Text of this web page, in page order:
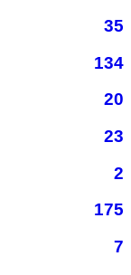
35
134
20
23
2
175
7